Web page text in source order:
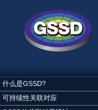
什么是GSSD?
可持续性关联对应